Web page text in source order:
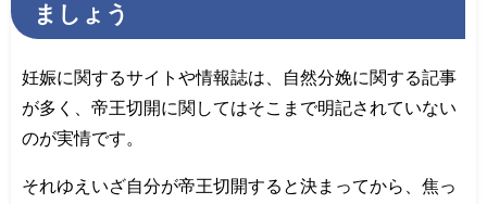
ましょう
妊娠に関するサイトや情報誌は、自然分娩に関する記事
が多く、帝王切開に関してはそこまで明記されていない
のが実情です。
それゆえいざ自分が帝王切開すると決まってから、焦っ